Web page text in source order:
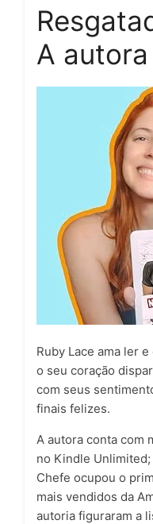
A autora
Ruby Lace ama ler
o seu coração
com seus
finais felizes.
A autora conta com
no Kindle
Chefe ocupou o
mais vendidos da
autoria figuraram a